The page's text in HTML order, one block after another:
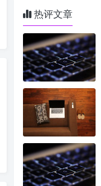
热评文章